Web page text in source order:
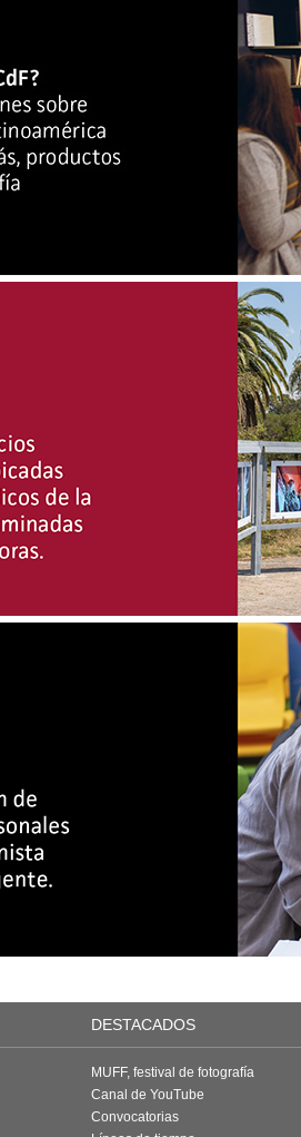
DESTACADOS
MUFF, festival de fotografía
Canal de YouTube
Convocatorias